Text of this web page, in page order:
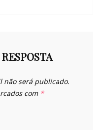
não será publicado.
com *